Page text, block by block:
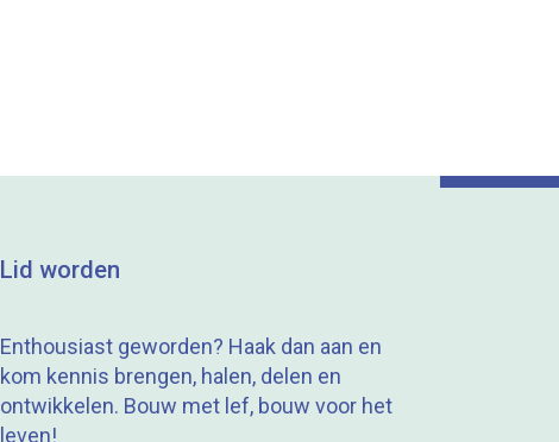
Lid worden
Enthousiast geworden? Haak dan aan en
kom kennis brengen, halen, delen en
ontwikkelen. Bouw met lef, bouw voor het
leven!